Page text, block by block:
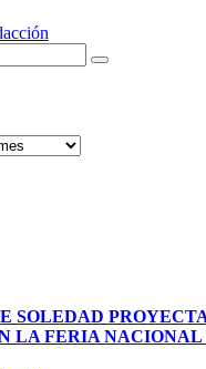
SOLEDAD
LA FERIA NACIONAL